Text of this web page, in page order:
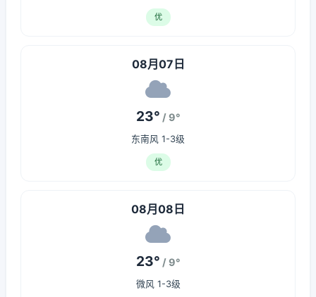
优
08月07日
23° / 9°
东南风 1-3级
优
08月08日
23° / 9°
微风 1-3级